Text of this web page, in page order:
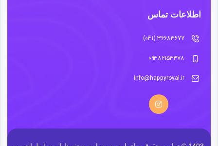
اطلاعات تماس
36683677 (041)
۰۹۳۸۲۱۵۳۴۷۸
info@happyroyal.ir